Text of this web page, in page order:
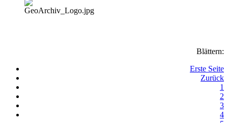
Blättern:
Erste Seite
Zurück
1
2
3
4